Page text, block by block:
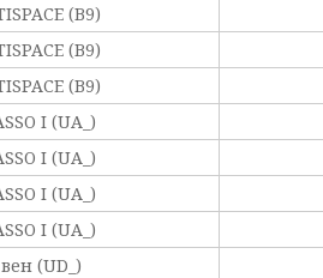
(B9)
(B9)
(B9)
I (UA_)
I (UA_)
I (UA_)
I (UA_)
(UD_)